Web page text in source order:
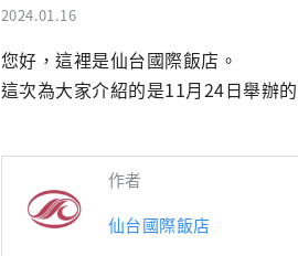
2024.01.16
您好，這裡是仙台國際飯店。
這次為大家介紹的是11月24日舉辦
作者
仙台國際飯店